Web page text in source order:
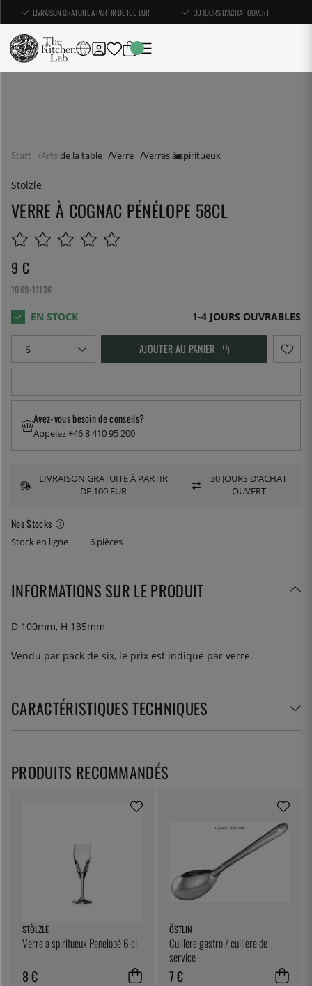
LIVRAISON GRATUITE À PARTIR DE 100 EUR 30 JOURS D'ACHAT OUVERT
Start Arts de la table Verre Verres à spiritueux
Stölzle
VERRE À COGNAC PÉNÉLOPE 58CL
9 €
1069-11136
1-4 JOURS OUVRABLES
AJOUTER AU PANIER
Nos Stocks
Stock en ligne 6 pièces
Avez-vous besoin de conseils?
Appelez +46 8 410 95 200
LIVRAISON GRATUITE À PARTIR
DE 100 EUR
30 JOURS D'ACHAT
OUVERT
INFORMATIONS SUR LE PRODUIT
D 100mm, H 135mm
Vendu par pack de six, le prix est indiqué par verre.
CARACTÉRISTIQUES TECHNIQUES
STÖLZLE
Verre à spiritueux Penelopé 6 cl
8 €
ÖSTLIN
Cuillère gastro / cuillère de
service
7 €
PRODUITS RECOMMANDÉS